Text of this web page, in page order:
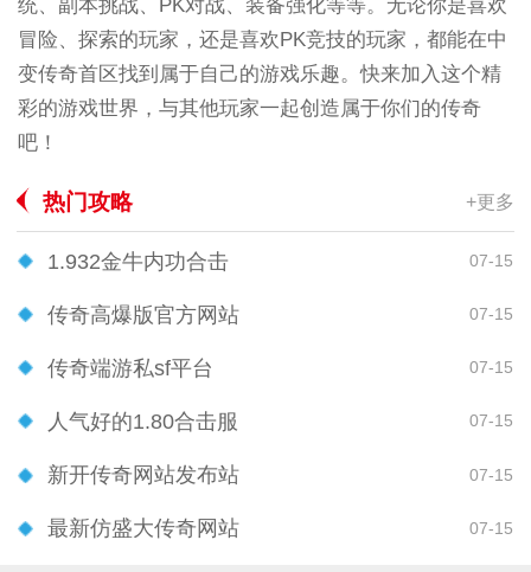
统、副本挑战、PK对战、装备强化等等。无论你是喜欢
冒险、探索的玩家，还是喜欢PK竞技的玩家，都能在中
变传奇首区找到属于自己的游戏乐趣。快来加入这个精
彩的游戏世界，与其他玩家一起创造属于你们的传奇
吧！
热门攻略 +更多
1.932金牛内功合击 07-15
传奇高爆版官方网站 07-15
传奇端游私sf平台 07-15
人气好的1.80合击服 07-15
新开传奇网站发布站 07-15
最新仿盛大传奇网站 07-15